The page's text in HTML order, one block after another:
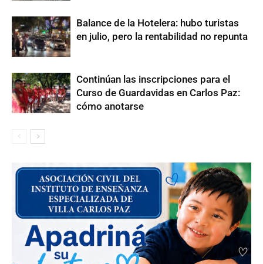
Balance de la Hotelera: hubo turistas
en julio, pero la rentabilidad no repunta
Continúan las inscripciones para el
Curso de Guardavidas en Carlos Paz:
cómo anotarse